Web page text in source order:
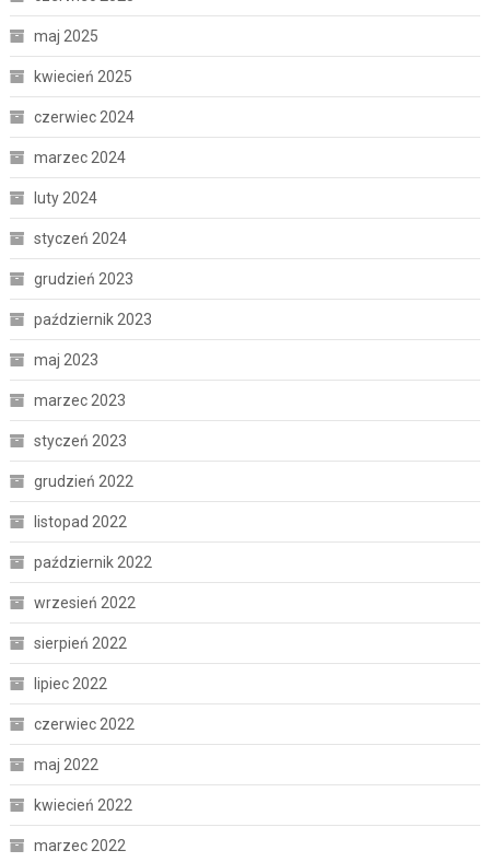
maj 2025
kwiecień 2025
czerwiec 2024
marzec 2024
luty 2024
styczeń 2024
grudzień 2023
październik 2023
maj 2023
marzec 2023
styczeń 2023
grudzień 2022
listopad 2022
październik 2022
wrzesień 2022
sierpień 2022
lipiec 2022
czerwiec 2022
maj 2022
kwiecień 2022
marzec 2022